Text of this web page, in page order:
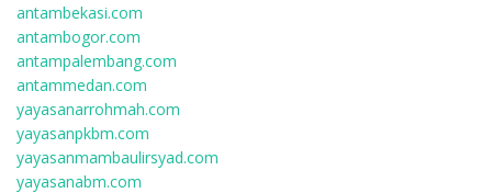
antambekasi.com
antambogor.com
antampalembang.com
antammedan.com
yayasanarrohmah.com
yayasanpkbm.com
yayasanmambaulirsyad.com
yayasanabm.com